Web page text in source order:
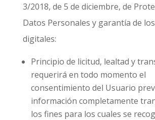
3/2018, de 5 de diciembre, de
Datos Personales y garantía de
digitales:
Principio de licitud, lealtad y
requerirá en todo momento el
consentimiento del Usuario
información completamente
los fines para los cuales se